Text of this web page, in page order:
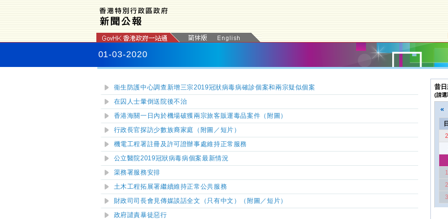
01-03-2020
衞生防護中心調查新增三宗2019冠狀病毒病確診個案和兩宗疑似個案
在囚人士暈倒送院後不治
香港海關一日內於機場破獲兩宗旅客販運毒品案件（附圖）
行政長官探訪少數族裔家庭（附圖／短片）
機電工程署註冊及許可證辦事處維持正常服務
公立醫院2019冠狀病毒病個案最新情況
渠務署服務安排
土木工程拓展署繼續維持正常公共服務
財政司司長會見傳媒談話全文（只有中文）（附圖／短片）
政府譴責暴徒惡行
昔
(請選
日